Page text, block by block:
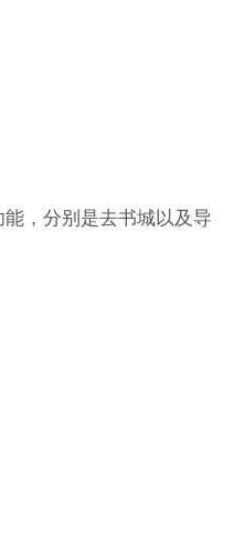
，分别是去书城以及导